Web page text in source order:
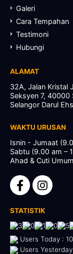
Galeri
Cara Tempahan
Testimoni
Hubungi
ALAMAT
32A, Jalan Kristal
Seksyen 7, 40000
Selangor Darul
WAKTU URUSAN
Isnin - Jumaat
Sabtu (9.00 am –
Ahad & Cuti
STATISTIK
Users Today :
Users